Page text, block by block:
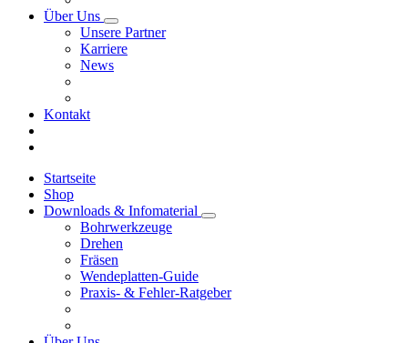
Über Uns
Unsere Partner
Karriere
News
Kontakt
Startseite
Shop
Downloads & Infomaterial
Bohrwerkzeuge
Drehen
Fräsen
Wendeplatten-Guide
Praxis- & Fehler-Ratgeber